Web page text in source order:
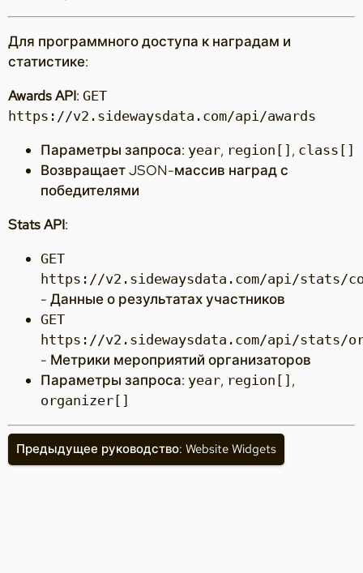
Для программного доступа к наградам и
статистике:
Awards API: GET
https://v2.sidewaysdata.com/api/awards
Параметры запроса: year, region[] , class[]
Возвращает JSON-массив наград с
победителями
Stats API:
GET
https://v2.sidewaysdata.com/api/stats/
- Данные о результатах участников
GET
https://v2.sidewaysdata.com/api/stats/
- Метрики мероприятий организаторов
Параметры запроса: year, region[] ,
organizer[]
Предыдущее руководство: Website Widgets